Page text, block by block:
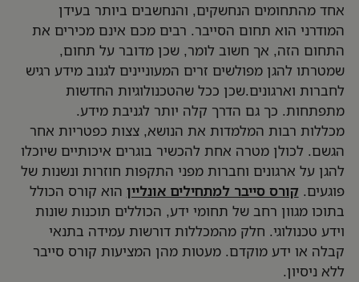
אחד מהתחומים הנחשקים, והנחשבים ביותר בעידן
המודרני הוא תחום הסייבר. רבים מכם אינם מכירים את
התחום הזה, אך חשוב לומר, שכן מדובר על תחום,
שמטרתו להגן מפולשים זרים המעוניינים לגנוב מידע רגיש
לחברות וארגונים.שכן ככל שהטכנולוגיות החדשות
מתפתחות. כך גם הדרך קלה יותר לגניבת מידע.
מכללות רבות המלמדות את הנושא, צצות כפטריות אחר
הגשם. לכולן מטרה אחת להכשיר בוגרים איכותיים שיוכלו
להגן על ארגונים וחברות מפני התקפות חוזרות ונשנות של
פוגעים.קורס סייבר למתחילים אונליין הוא קורס הכולל
בתוכו מגוון רחב של תחומי ידע, הכוללים תוכנות שונות
וידע טכנולוגי. חלק מהמכללות דורשות עמידה בתנאי
קבלה או ידע מוקדם. מעטות מהן המציעות קורס סייבר
ללא ניסיון.